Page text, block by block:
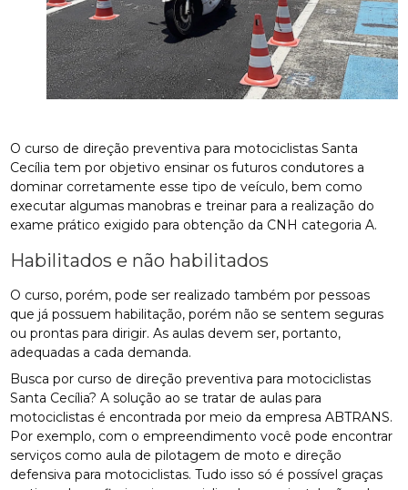
O curso de direção preventiva para motociclistas Santa
Cecília tem por objetivo ensinar os futuros condutores a
dominar corretamente esse tipo de veículo, bem como
executar algumas manobras e treinar para a realização do
exame prático exigido para obtenção da CNH categoria A.
Habilitados e não habilitados
O curso, porém, pode ser realizado também por pessoas
que já possuem habilitação, porém não se sentem seguras
ou prontas para dirigir. As aulas devem ser, portanto,
adequadas a cada demanda.
Busca por curso de direção preventiva para motociclistas
Santa Cecília? A solução ao se tratar de aulas para
motociclistas é encontrada por meio da empresa ABTRANS.
Por exemplo, com o empreendimento você pode encontrar
serviços como aula de pilotagem de moto e direção
defensiva para motociclistas. Tudo isso só é possível graças